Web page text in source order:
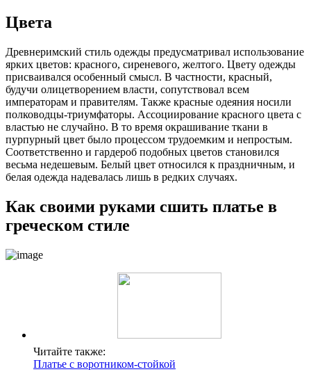
Цвета
Древнеримский стиль одежды предусматривал использование
ярких цветов: красного, сиреневого, желтого. Цвету одежды
присваивался особенный смысл. В частности, красный,
будучи олицетворением власти, сопутствовал всем
императорам и правителям. Также красные одеяния носили
полководцы-триумфаторы. Ассоциирование красного цвета с
властью не случайно. В то время окрашивание ткани в
пурпурный цвет было процессом трудоемким и непростым.
Соответственно и гардероб подобных цветов становился
весьма недешевым. Белый цвет относился к праздничным, и
белая одежда надевалась лишь в редких случаях.
Как своими руками сшить платье в
греческом стиле
Читайте также:
Платье с воротником-стойкой